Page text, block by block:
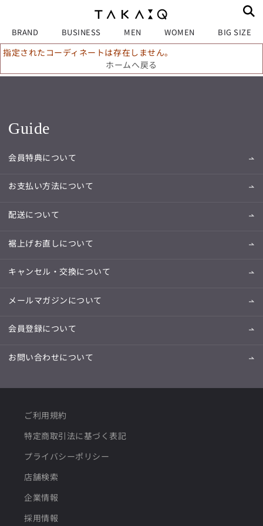
BRAND BUSINESS MEN WOMEN BIG SIZE
指定されたコーディネートは存在しません。
ホームへ戻る
Guide
会員特典について
お支払い方法について
配送について
裾上げお直しについて
キャンセル・交換について
メールマガジンについて
会員登録について
お問い合わせについて
ご利用規約
特定商取引法に基づく表記
プライバシーポリシー
店舗検索
企業情報
採用情報